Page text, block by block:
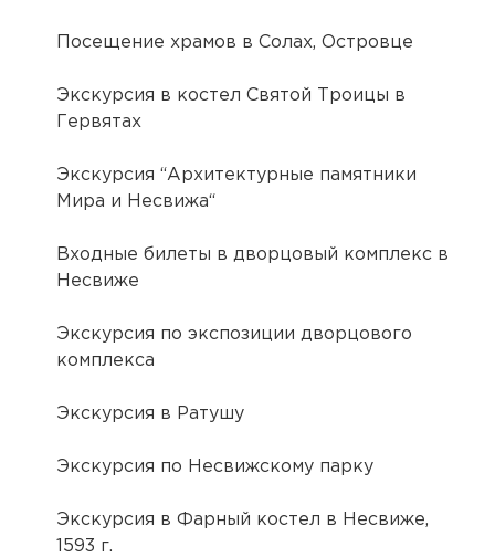
Посещение храмов в Солах, Островце
Экскурсия в костел Святой Троицы в
Гервятах
Экскурсия “Архитектурные памятники
Мира и Несвижа“
Входные билеты в дворцовый комплекс в
Несвиже
Экскурсия по экспозиции дворцового
комплекса
Экскурсия в Ратушу
Экскурсия по Несвижскому парку
Экскурсия в Фарный костел в Несвиже,
1593 г.